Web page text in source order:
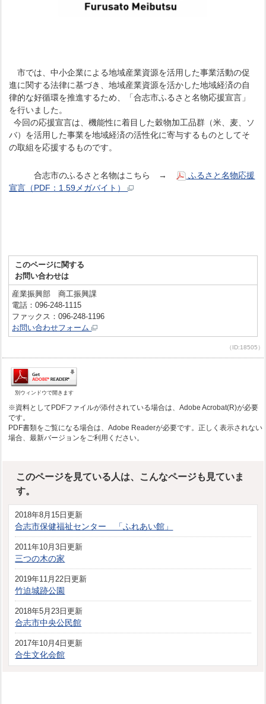
市では、中小企業による地域産業資源を活用した事業活動の促
進に関する法律に基づき、地域産業資源を活かした地域経済の自
律的な好循環を推進するため、「合志市ふるさと名物応援宣言」
を行いました。
今回の応援宣言は、機能性に着目した穀物加工品群（米、麦、ソ
バ）を活用した事業を地域経済の活性化に寄与するものとしてそ
の取組を応援するものです。
合志市のふるさと名物はこちら →
ふるさと名物応援
宣言（PDF：1.59メガバイト）
このページに関する
お問い合わせは
産業振興部 商工振興課
電話：096-248-1115
ファックス：096-248-1196
お問い合わせフォーム
（ID:18505）
別ウィンドウで開きます
※資料としてPDFファイルが添付されている場合は、Adobe Acrobat(R)が必要
です。
PDF書類をご覧になる場合は、Adobe Readerが必要です。正しく表示されない
場合、最新バージョンをご利用ください。
このページを見ている人は、こんなページも見ていま
す。
2018年8月15日更新
合志市保健福祉センター 「ふれあい館」
2011年10月3日更新
三つの木の家
2019年11月22日更新
竹迫城跡公園
2018年5月23日更新
合志市中央公民館
2017年10月4日更新
合生文化会館